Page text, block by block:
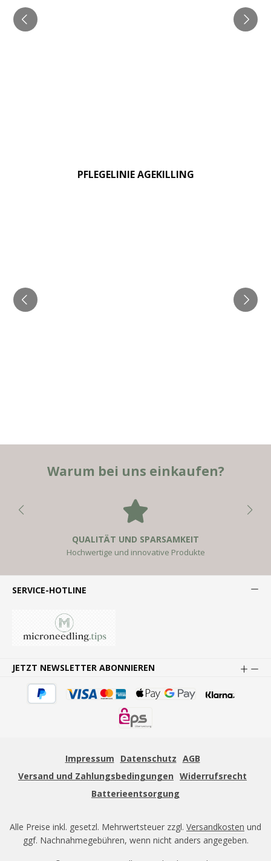
PFLEGELINIE AGEKILLING
Warum bei uns einkaufen?
QUALITÄT UND SPARSAMKEIT
Hochwertige und innovative Produkte
SERVICE-HOTLINE
JETZT NEWSLETTER ABONNIEREN
Impressum Datenschutz AGB
Versand und Zahlungsbedingungen Widerrufsrecht
Batterieentsorgung
Alle Preise inkl. gesetzl. Mehrwertsteuer zzgl. Versandkosten und
ggf. Nachnahmegebühren, wenn nicht anders angegeben.